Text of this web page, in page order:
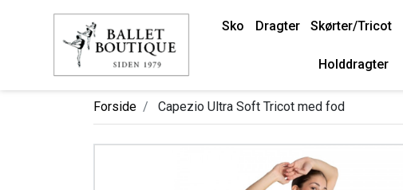
Sko Dragter Skørter/Tricot
Holddragter
Forside Capezio Ultra Soft Tricot med fod